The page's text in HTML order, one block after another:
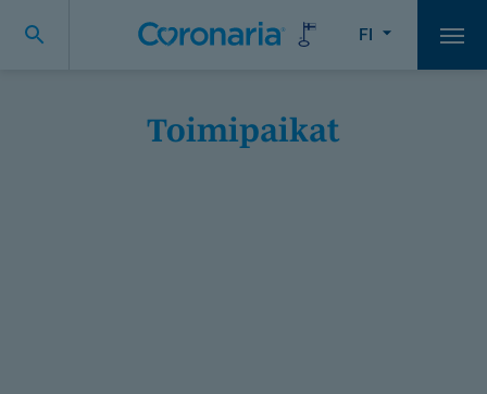
FI
Toimipaikat